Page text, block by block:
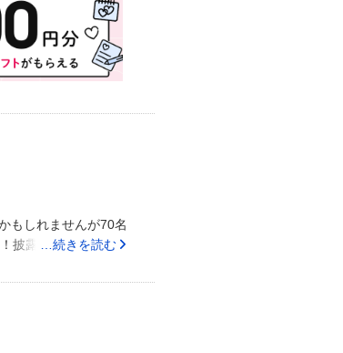
ません。県庁が隣接
らに歩いて見に行か
ンナー様も印象は悪
事もありました。最
なので、遠方のゲス
自分達も宿泊して式
の為に節約をしたか
ていると思います。
きました。手出しは
分達らしい結婚式が
ないかもしれませ
業者さんとの打ち合
るので(おすすめは
もしれませんが70名
披露宴会場も広く、
しいです！とくに値
は持ち込んだので見
と思います。味もと
も広くあるので車で
…続きを読む